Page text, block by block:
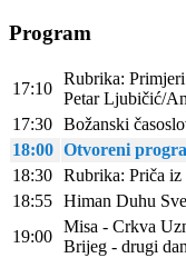
Program
17:10
Rubrika:
Petar Ljubičić/
17:30 Božanski
18:00 Otvoreni
18:30 Rubrika: Priča
18:55 Himan Duhu
19:00
Misa - Crkva
Brijeg - drugi